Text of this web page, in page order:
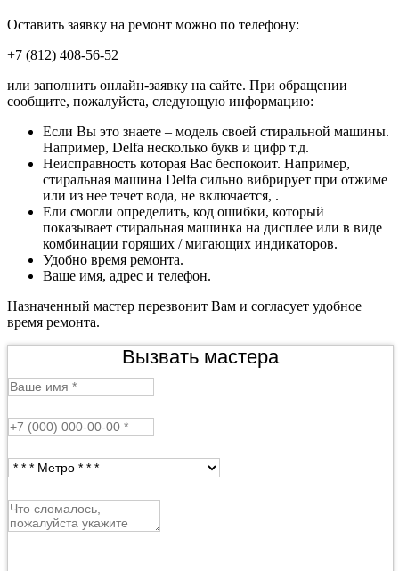
Оставить заявку на ремонт можно по телефону:
+7 (812) 408-56-52
или заполнить онлайн-заявку на сайте. При обращении
сообщите, пожалуйста, следующую информацию:
Если Вы это знаете – модель своей стиральной машины.
Например, Delfa несколько букв и цифр т.д.
Неисправность которая Вас беспокоит. Например,
стиральная машина Delfa сильно вибрирует при отжиме
или из нее течет вода, не включается, .
Ели смогли определить, код ошибки, который
показывает стиральная машинка на дисплее или в виде
комбинации горящих / мигающих индикаторов.
Удобно время ремонта.
Ваше имя, адрес и телефон.
Назначенный мастер перезвонит Вам и согласует удобное
время ремонта.
Вызвать мастера